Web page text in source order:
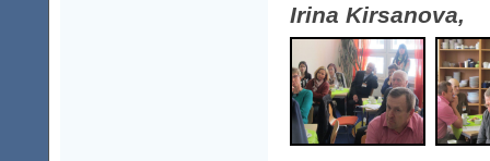
Irina Kirsanova,